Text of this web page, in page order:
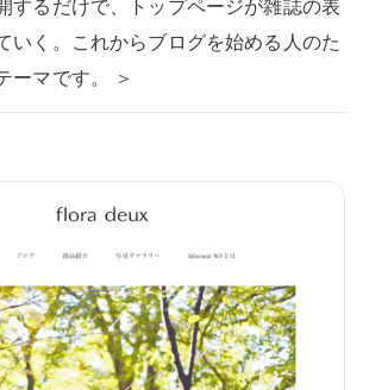
いく。これからブログを始める人のた
ーマです。 ＞